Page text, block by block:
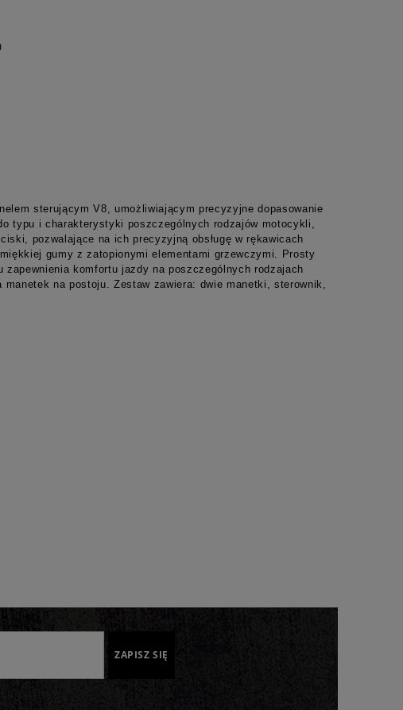
sterującym V8, umożliwiającym precyzyjne dopasowanie
typu i charakterystyki poszczególnych rodzajów motocykli,
pozwalające na ich precyzyjną obsługę w rękawicach
gumy z zatopionymi elementami grzewczymi. Prosty
komfortu jazdy na poszczególnych rodzajach
na postoju. Zestaw zawiera: dwie manetki, sterownik,
ZAPISZ SIĘ